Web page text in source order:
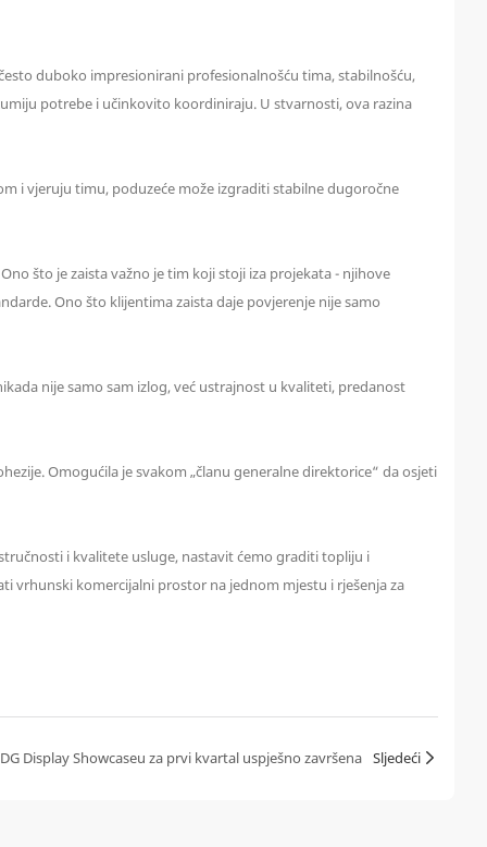
duboko impresionirani profesionalnošću tima, stabilnošću,
potrebe i učinkovito koordiniraju. U stvarnosti, ova razina
i vjeruju timu, poduzeće može izgraditi stabilne dugoročne
što je zaista važno je tim koji stoji iza projekata - njihove
Ono što klijentima zaista daje povjerenje nije samo
nije samo sam izlog, već ustrajnost u kvaliteti, predanost
Omogućila je svakom „članu generalne direktorice“ da osjeti
i kvalitete usluge, nastavit ćemo graditi topliju i
vrhunski komercijalni prostor na jednom mjestu i rješenja za
Display Showcaseu za prvi kvartal uspješno završena Sljedeći